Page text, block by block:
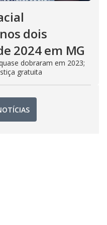
dois
2024 em MG
dobraram em 2023;
gratuita